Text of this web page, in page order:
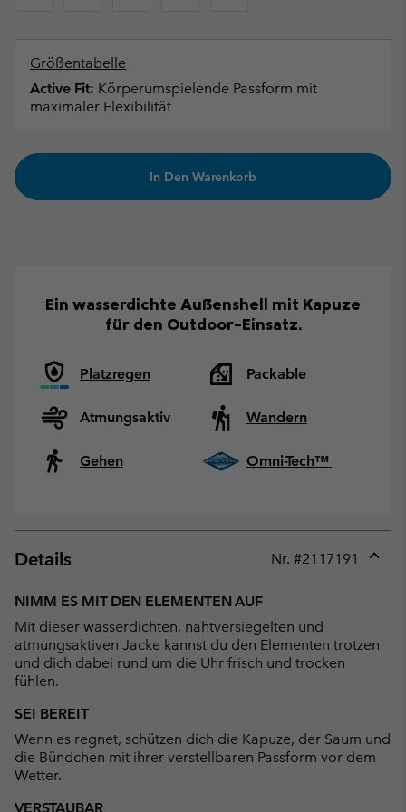
Größentabelle
Active Fit: Körperumspielende Passform mit
maximaler Flexibilität
In Den Warenkorb
Ein wasserdichte Außenshell mit Kapuze
für den Outdoor-Einsatz.
Platzregen Packable
Atmungsaktiv Wandern
Gehen Omni-Tech™
Details Nr. #2117191
NIMM ES MIT DEN ELEMENTEN AUF
Mit dieser wasserdichten, nahtversiegelten und
atmungsaktiven Jacke kannst du den Elementen trotzen
und dich dabei rund um die Uhr frisch und trocken
fühlen.
SEI BEREIT
Wenn es regnet, schützen dich die Kapuze, der Saum und
die Bündchen mit ihrer verstellbaren Passform vor dem
Wetter.
VERSTAUBAR